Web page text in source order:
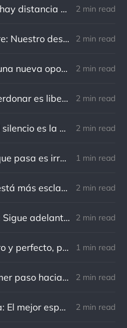
Robert Southey: No hay distancia o tiempo que pueda disminuir la amistad de aquellos que están completamente convencidos del valor del otro 2 min read
William Shakespeare: Nuestro destino está en las estrellas, así que levantemos nuestros ojos al cielo 2 min read
Cada amanecer es una nueva oportunidad 2 min read
Lewis B. Smedes: Perdonar es liberar a un prisionero y descubrir que el prisionero eras tú 2 min read
Anónimo: A veces el silencio es la mejor respuesta 2 min read
Gandhi: Un minuto que pasa es irrecuperable. Conociendo esto, ¿cómo podemos malgastar tantas horas? 1 min read
Von Goethe: Nadie está más esclavizado que aquellos que falsamente creen que son libres. 2 min read
Charles F. Kettering: Sigue adelante, y es probable que tropieces con algo, tal vez cuando menos lo esperes. Nunca he escuchado hablar de alguien algu 2 min read
Gandhi: Jesús es puro y perfecto, pero vosotros los cristianos no sois como él. 1 min read
Richard Cecil: El primer paso hacia el conocimiento es saber que somos ignorantes. 2 min read
Peter Nivio Zarlenga: El mejor espejo es un viejo amigo. 2 min read